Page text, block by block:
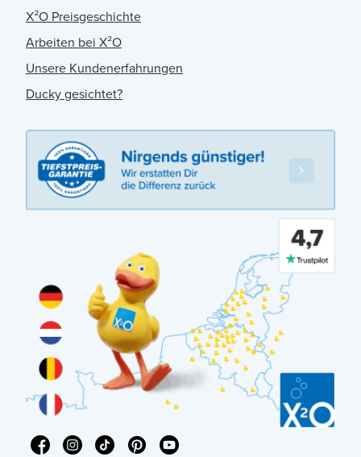
X²O Preisgeschichte
Arbeiten bei X²O
Unsere Kundenerfahrungen
Ducky gesichtet?